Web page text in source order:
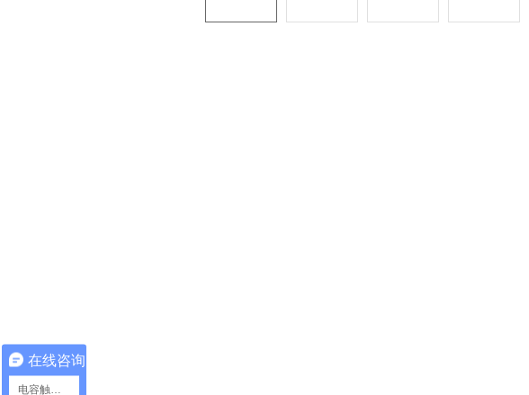
在线咨询